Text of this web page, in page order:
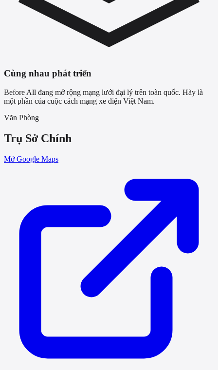
Cùng nhau phát triển
Before All đang mở rộng mạng lưới đại lý trên toàn quốc. Hãy là
một phần của cuộc cách mạng xe điện Việt Nam.
Văn Phòng
Trụ Sở Chính
Mở Google Maps